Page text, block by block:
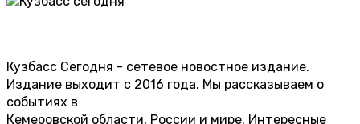
Кузбасс Сегодня - сетевое новостное издание.
Издание выходит с 2016 года. Мы рассказываем о
событиях в
Кемеровской области, России и мире. Интересные